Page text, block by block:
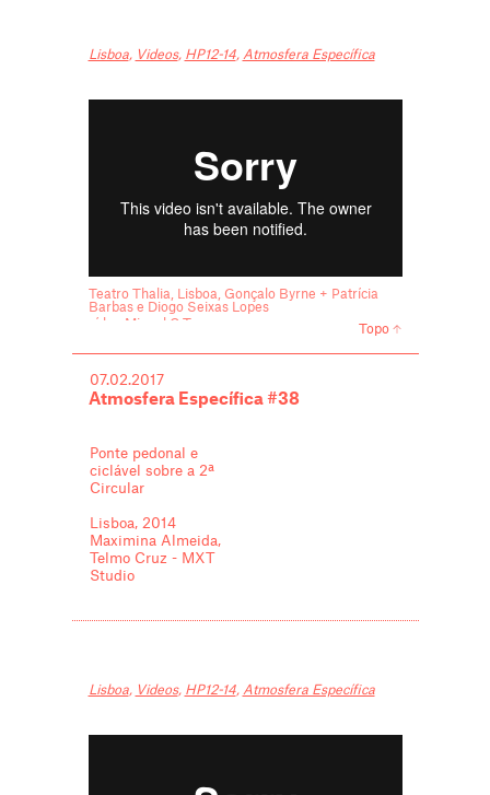
Lisboa, Videos, HP12-14, Atmosfera Específica
Teatro Thalia, Lisboa, Gonçalo Byrne + Patrícia
Barbas e Diogo Seixas Lopes
vídeo Miguel C Tavares
Topo
07.02.2017
Atmosfera Específica #38
Ponte pedonal e
ciclável sobre a 2ª
Circular
Lisboa, 2014
Maximina Almeida,
Telmo Cruz - MXT
Studio
Lisboa, Videos, HP12-14, Atmosfera Específica